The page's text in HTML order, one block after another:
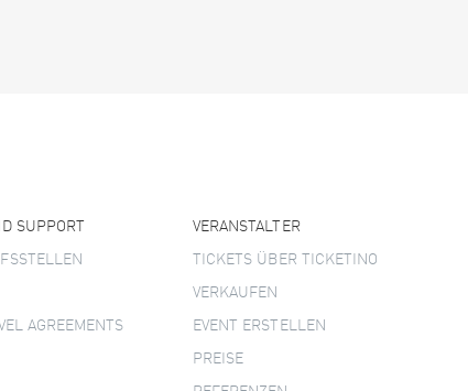
SUPPORT
AGREEMENTS
VERANSTALTER
TICKETS ÜBER TICKETINO
VERKAUFEN
EVENT ERSTELLEN
PREISE